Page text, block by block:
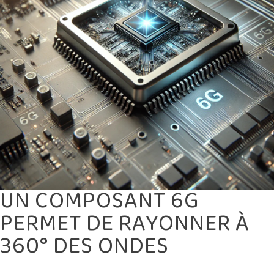
UN COMPOSANT 6G
PERMET DE RAYONNER À
360° DES ONDES